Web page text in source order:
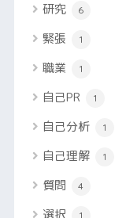
研究 6
緊張 1
職業 1
自己PR 1
自己分析 1
自己理解 1
質問 4
選択 1